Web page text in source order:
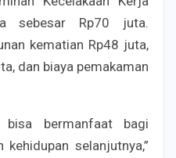
sebesar Rp70 juta.
kematian Rp48 juta,
dan biaya pemakaman
bisa bermanfaat bagi
selanjutnya,”